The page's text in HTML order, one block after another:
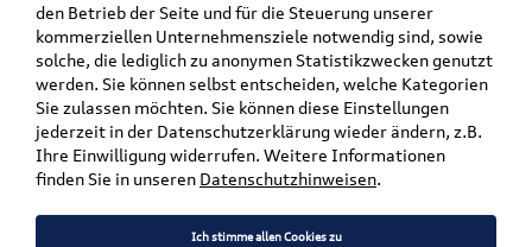
Versandkostenfrei*
den Betrieb der Seite und für die Steuerung unserer
kommerziellen Unternehmensziele notwendig sind, sowie
solche, die lediglich zu anonymen Statistikzwecken genutzt
werden. Sie können selbst entscheiden, welche Kategorien
Sie zulassen möchten. Sie können diese Einstellungen
jederzeit in der Datenschutzerklärung wieder ändern, z.B.
Ihre Einwilligung widerrufen. Weitere Informationen
finden Sie in unseren Datenschutzhinweisen.
Ich stimme allen Cookies zu